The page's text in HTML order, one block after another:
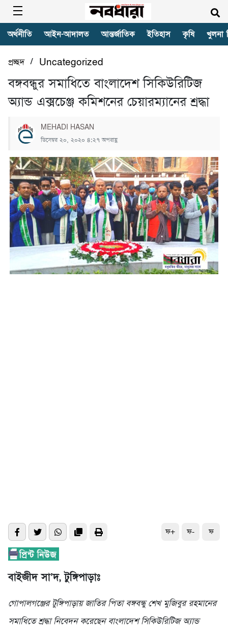
অর্থনীতি আইন-আদালত আন্তর্জাতিক ইতিহাস কৃষি খুলনা
প্রচ্ছদ/ Uncategorized
বঙ্গবন্ধুর সমাধিতে বাংলাদেশ সিকিউরিটিজ
অ্যান্ড এক্সচেঞ্জ কমিশনের চেয়ারম্যানের শ্রদ্ধা
MEHADI HASAN
ডিসেম্বর ২০, ২০২০ ৪:২৭ অপরাহ্ণ
ফ+ ফ- ফ
বাইজীদ সা’দ, টুঙ্গিপাড়াঃ
গোপালগঞ্জের টুঙ্গিপাড়ায় জাতির পিতা বঙ্গবন্ধু শেখ মুজিবুর রহমানের
সমাধিতে শ্রদ্ধা নিবেদন করেছেন বাংলাদেশ সিকিউরিটিজ অ্যান্ড